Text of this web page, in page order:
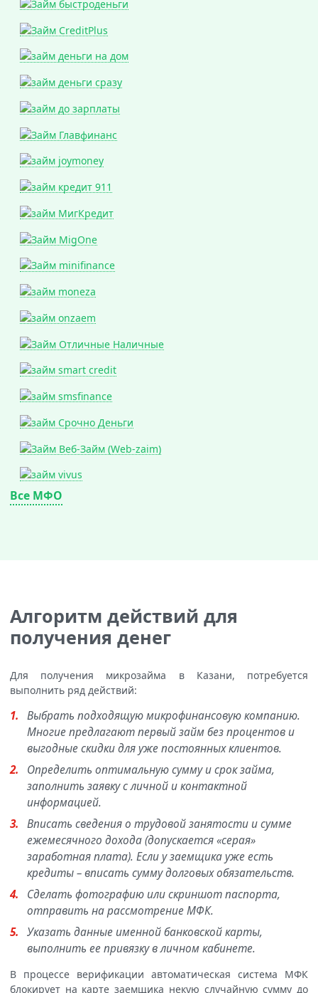
Все МФО
Алгоритм действий для
получения денег
Для получения микрозайма в Казани, потребуется
выполнить ряд действий:
Выбрать подходящую микрофинансовую компанию.
Многие предлагают первый займ без процентов и
выгодные скидки для уже постоянных клиентов.
Определить оптимальную сумму и срок займа,
заполнить заявку с личной и контактной
информацией.
Вписать сведения о трудовой занятости и сумме
ежемесячного дохода (допускается «серая»
заработная плата). Если у заемщика уже есть
кредиты – вписать сумму долговых обязательств.
Сделать фотографию или скриншот паспорта,
отправить на рассмотрение МФК.
Указать данные именной банковской карты,
выполнить ее привязку в личном кабинете.
В процессе верификации автоматическая система МФК
блокирует на карте заемщика некую случайную сумму до